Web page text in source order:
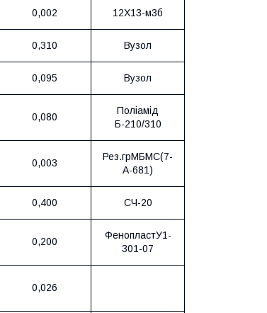
0,002 12Х13-м3б
0,310 Вузол
0,095 Вузол
0,080
Поліамід
Б-210/310
0,003
Рез.грМБМС(7-
А-681)
0,400 СЧ-20
0,200
ФенопластУ1-
301-07
0,026